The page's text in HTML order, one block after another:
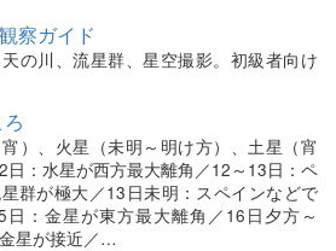
察ガイド
の川、流星群、星空撮影。初級者向け
）、火星（未明～明け方）、土星（宵
日：水星が西方最大離角／12～13日：ペ
群が極大／13日未明：スペインなどで
日：金星が東方最大離角／16日夕方～
星が接近／…